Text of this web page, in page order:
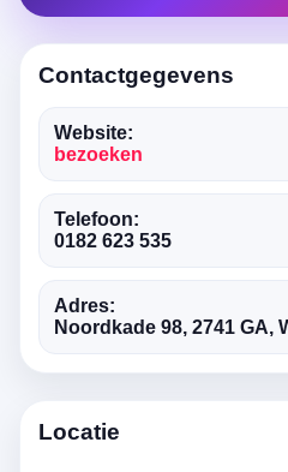
Contactgegevens
Website:
bezoeken
Telefoon:
0182 623 535
Adres:
Noordkade 98, 2741 GA,
Locatie